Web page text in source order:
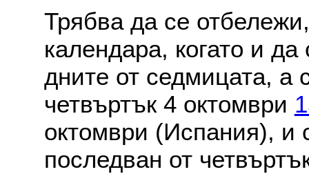
Трябва да се
календара, когато и
дните от седмицата, а
четвъртък 4 октомври
октомври (Испания), и
последван от